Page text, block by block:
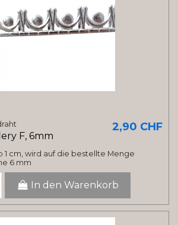
F, 6mm
2,90 CHF
1 cm, wird auf die bestellte Menge
6 mm
In den Warenkorb